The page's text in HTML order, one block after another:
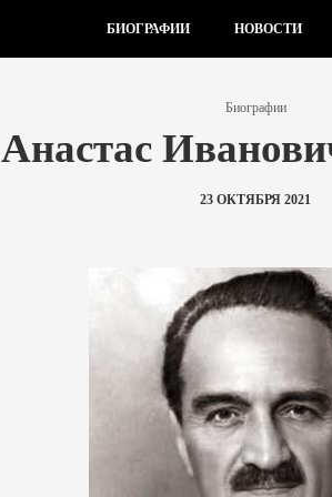
БИОГРАФИИ НОВОСТИ
Биографии
Анастас
23 ОКТЯБРЯ 2021